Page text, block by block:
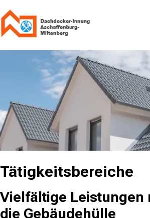
Tätigkeitsbereiche
Vielfältige Leistungen
die Gebäudehülle